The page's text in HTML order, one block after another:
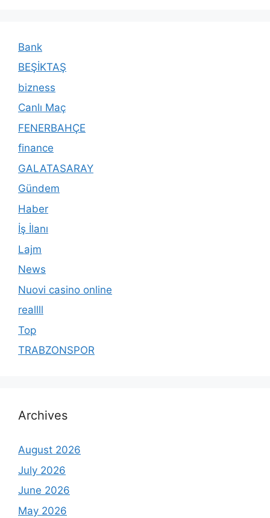
Bank
BEŞİKTAŞ
bizness
Canlı Maç
FENERBAHÇE
finance
GALATASARAY
Gündem
Haber
İş İlanı
Lajm
News
Nuovi casino online
reallll
Top
TRABZONSPOR
Archives
August 2026
July 2026
June 2026
May 2026